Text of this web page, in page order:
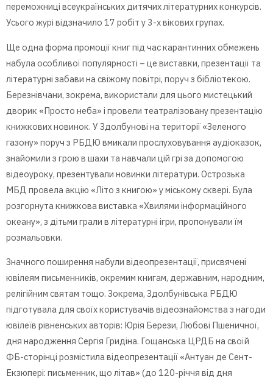
переможниці всеукраїнських дитячих літературних конкурсів.
Усього журі відзначило 17 робіт у 3-х вікових групах.
Ще одна форма промоції книг під час карантинних обмежень
набула особливої популярності – це виставки, презентації та
літературні забави на свіжому повітрі, поруч з бібліотекою.
Березнівчани, зокрема, використали для цього мистецький
дворик «Просто неба» і провели театралізовану презентацію
книжкових новинок. У Здолбунові на території «Зеленого
газону» поруч з РБДЮ вмикали прослуховування аудіоказок,
знайомили з грою в шахи та навчали цій грі за допомогою
відеоуроку, презентували новинки літератури. Острозька
МБД провела акцію «Літо з книгою» у міському сквері. Була
розгорнута книжкова виставка «Хвилями інформаційного
океану», з дітьми грали в літературні ігри, пропонували їм
розмальовки.
Значного поширення набули відеопрезентації, присвячені
ювілеям письменників, окремим книгам, державним, народним,
релігійним святам тощо. Зокрема, Здолбунівська РБДЮ
підготувала для своїх користувачів відеознайомства з нагоди
ювілеїв рівненських авторів: Юрія Берези, Любові Пшеничної,
дня народження Сергія Гридіна. Гощанська ЦРДБ на своїй
ФБ-сторінці розмістила відеопрезентації «Антуан де Сент-
Екзюпері: письменник, що літав» (до 120-річчя від дня